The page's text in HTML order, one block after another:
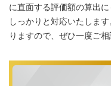
に直面する評価額の算出
しっかりと対応いたしま
りますので、ぜひ一度ご相